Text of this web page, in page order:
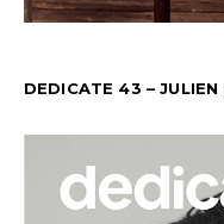
DEDICATE 43 – JULIEN